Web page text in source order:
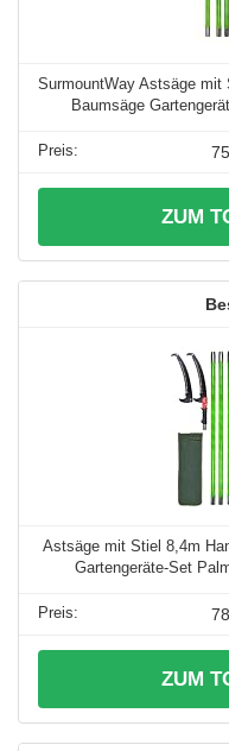
SurmountWay Astsäge mit
Baumsäge
ZUM
Astsäge mit Stiel 8,4m
Gartengeräte-Set
ZUM